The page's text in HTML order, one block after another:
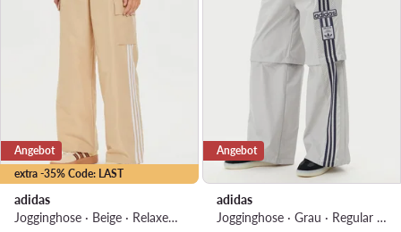
extra -35% Code: LAST
Angebot
adidas
Jogginghose · Beige · Relaxed Fit
Angebot
adidas
Jogginghose · Grau · Regular Fit